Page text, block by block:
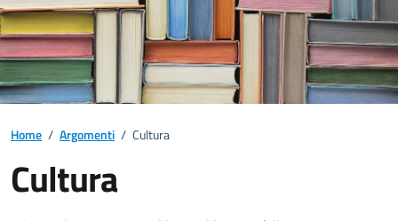
Home / Argomenti / Cultura
Cultura